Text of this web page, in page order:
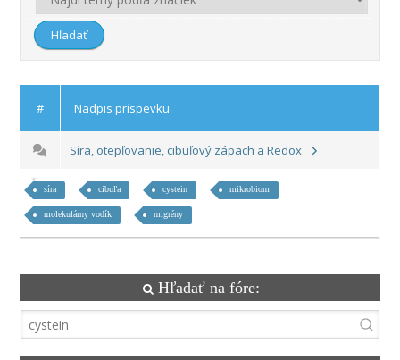
# Nadpis príspevku
Síra, otepľovanie, cibuľový zápach a Redox
síra cibuľa cystein mikrobiom
molekulárny vodík migrény
Hľadať na fóre: